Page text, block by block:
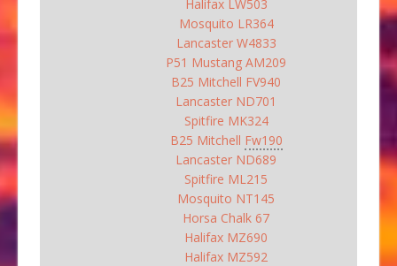
Halifax LW503
Mosquito LR364
Lancaster W4833
P51 Mustang AM209
B25 Mitchell FV940
Lancaster ND701
Spitfire MK324
B25 Mitchell Fw190
Lancaster ND689
Spitfire ML215
Mosquito NT145
Horsa Chalk 67
Halifax MZ690
Halifax MZ592